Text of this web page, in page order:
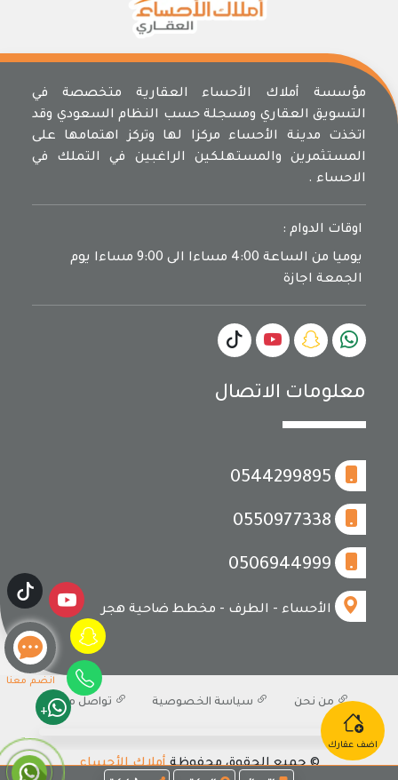
مؤسسة أملاك الأحساء العقارية متخصصة في
التسويق العقاري ومسجلة حسب النظام السعودي وقد
اتخذت مدينة الأحساء مركزا لها وتركز اهتمامها على
المستثمرين والمستهلكين الراغبين في التملك في
الاحساء .
اوقات الدوام :
يوميا من الساعة 4:00 مساءا الى 9:00 مساءا يوم
الجمعة اجازة
معلومات الاتصال
0544299895
0550977338
0506944999
الأحساء - الطرف - مخطط ضاحية هجر
من نحن سياسة الخصوصية تواصل معنا
© جميع الحقوق محفوظةأملاك الأحساء
انضم معنا
+
اضف عقارك